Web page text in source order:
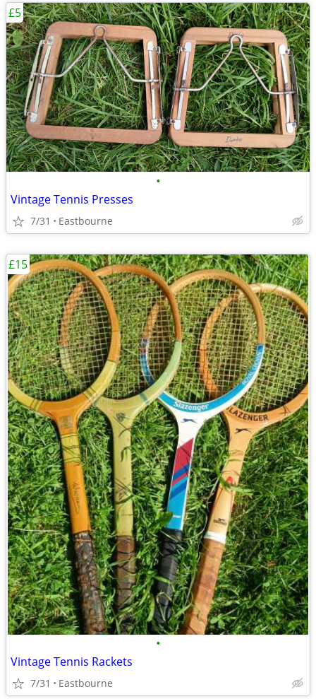
•
Vintage Tennis Presses
7/31 Eastbourne
£5
•
Vintage Tennis Rackets
7/31 Eastbourne
£15